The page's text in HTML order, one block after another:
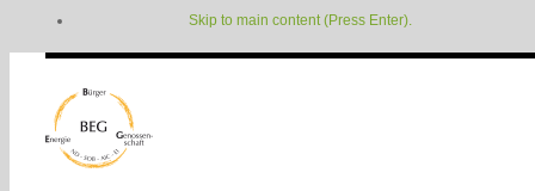
Skip to main content (Press Enter).